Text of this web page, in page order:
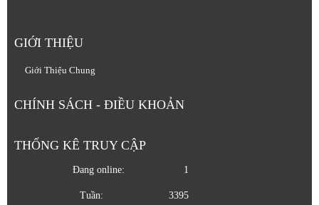
GIỚI THIỆU
Giới Thiệu Chung
CHÍNH SÁCH - ĐIỀU KHOẢN
THỐNG KÊ TRUY CẬP
Đang online: 1
Tuần: 3395